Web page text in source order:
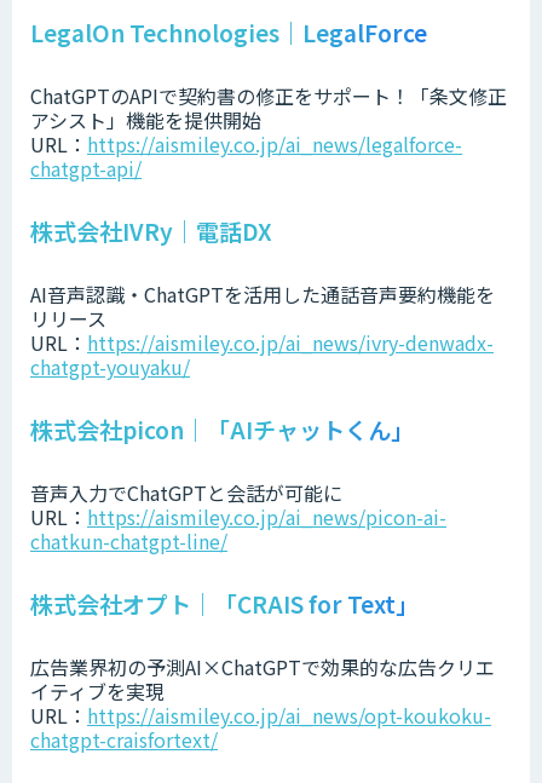
LegalOn Technologies｜LegalForce
ChatGPTのAPIで契約書の修正をサポート！「条文修正
アシスト」機能を提供開始
URL： https://aismiley.co.jp/ai_news/legalforce-
chatgpt-api/
株式会社IVRy｜電話DX
AI音声認識・ChatGPTを活用した通話音声要約機能を
リリース
URL： https://aismiley.co.jp/ai_news/ivry-denwadx-
chatgpt-youyaku/
株式会社picon｜「AIチャットくん」
音声入力でChatGPTと会話が可能に
URL： https://aismiley.co.jp/ai_news/picon-ai-
chatkun-chatgpt-line/
株式会社オプト｜「CRAIS for Text」
広告業界初の予測AI×ChatGPTで効果的な広告クリエ
イティブを実現
URL： https://aismiley.co.jp/ai_news/opt-koukoku-
chatgpt-craisfortext/